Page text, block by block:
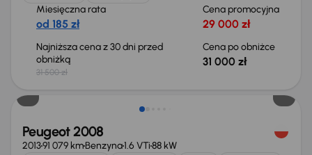
Miesięczna rata
od 185 zł
Cena promocyjna
29 000 zł
Najniższa cena z 30 dni przed
obniżką
31 500 zł
Cena po obniżce
31 000 zł
Peugeot 2008
201391 079 kmBenzyna1.6 VTi88 kW